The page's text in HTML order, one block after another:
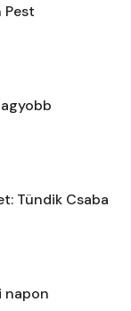
Tündik Csaba
napon